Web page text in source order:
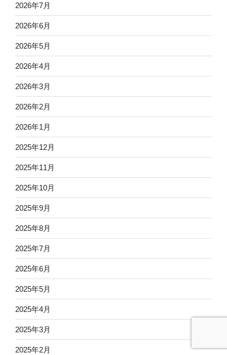
2026年7月
2026年6月
2026年5月
2026年4月
2026年3月
2026年2月
2026年1月
2025年12月
2025年11月
2025年10月
2025年9月
2025年8月
2025年7月
2025年6月
2025年5月
2025年4月
2025年3月
2025年2月